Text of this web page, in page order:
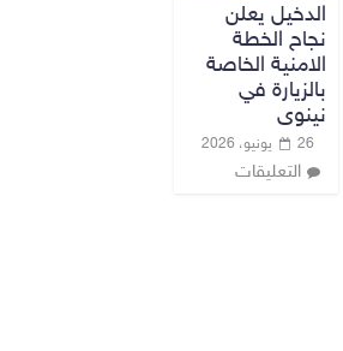
الدخيل يعلن
نجاح الخطة
الامنية الخاصة
بالزيارة في
نينوى
26 يونيو، 2026
التعليقات